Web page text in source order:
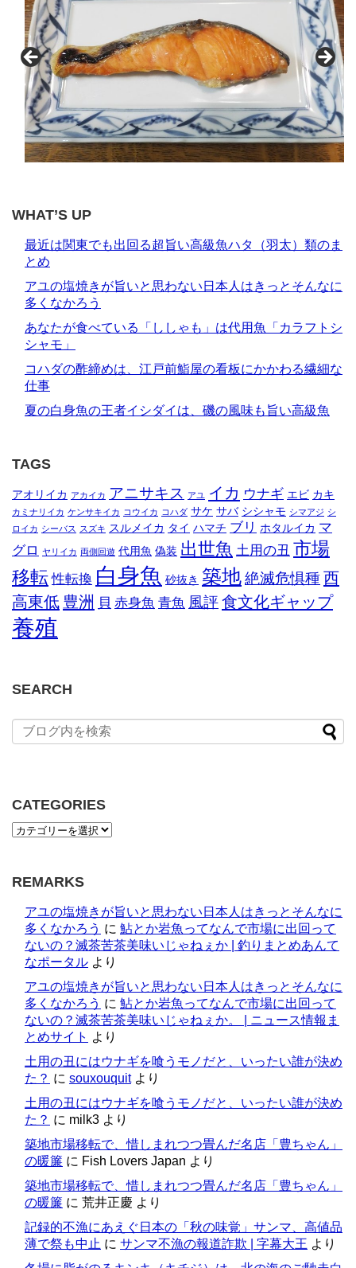
WHAT’S UP
最近は関東でも出回る超旨い高級魚ハタ（羽太）類のま
とめ
アユの塩焼きが旨いと思わない日本人はきっとそんなに
多くなかろう
あなたが食べている「ししゃも」は代用魚「カラフトシ
シャモ」
コハダの酢締めは、江戸前鮨屋の看板にかかわる繊細な
仕事
夏の白身魚の王者イシダイは、磯の風味も旨い高級魚
TAGS
アオリイカ アカイカ アニサキス アユ イカ ウナギ エビ カキ
カミナリイカ ケンサキイカ コウイカ コハダ サケ サバ シシャモ シマアジ シ
ロイカ シーバス スズキ スルメイカ タイ ハマチ ブリ ホタルイカ マ
グロ ヤリイカ 両側回遊 代用魚 偽装 出世魚 土用の丑 市場
移転 性転換 白身魚 砂抜き 築地絶滅危惧種西
高東低 豊洲 貝 赤身魚 青魚 風評食文化ギャップ
養殖
SEARCH
CATEGORIES
REMARKS
アユの塩焼きが旨いと思わない日本人はきっとそんなに
多くなかろう に 鮎とか岩魚ってなんで市場に出回って
ないの？滅茶苦茶美味いじゃねぇか | 釣りまとめあんて
なポータル より
アユの塩焼きが旨いと思わない日本人はきっとそんなに
多くなかろう に 鮎とか岩魚ってなんで市場に出回って
ないの？滅茶苦茶美味いじゃねぇか。 | ニュース情報ま
とめサイト より
土用の丑にはウナギを喰うモノだと、いったい誰が決め
た？ に souxouquitより
土用の丑にはウナギを喰うモノだと、いったい誰が決め
た？ に milk3 より
築地市場移転で、惜しまれつつ畳んだ名店「豊ちゃん」
の暖簾 に Fish Lovers Japan より
築地市場移転で、惜しまれつつ畳んだ名店「豊ちゃん」
の暖簾 に 荒井正慶 より
記録的不漁にあえぐ日本の「秋の味覚」サンマ、高値品
薄で祭も中止 に サンマ不漁の報道詐欺 | 字幕大王 より